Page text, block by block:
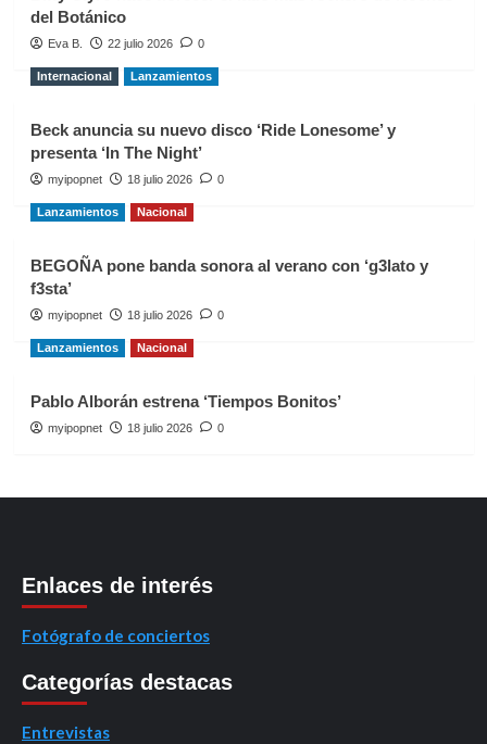
del Botánico
Eva B. 22 julio 2026 0
Internacional Lanzamientos
Beck anuncia su nuevo disco ‘Ride Lonesome’ y
presenta ‘In The Night’
myipopnet 18 julio 2026 0
Lanzamientos Nacional
BEGOÑA pone banda sonora al verano con ‘g3lato y
f3sta’
myipopnet 18 julio 2026 0
Lanzamientos Nacional
Pablo Alborán estrena ‘Tiempos Bonitos’
myipopnet 18 julio 2026 0
Enlaces de interés
Fotógrafo de conciertos
Categorías destacas
Entrevistas